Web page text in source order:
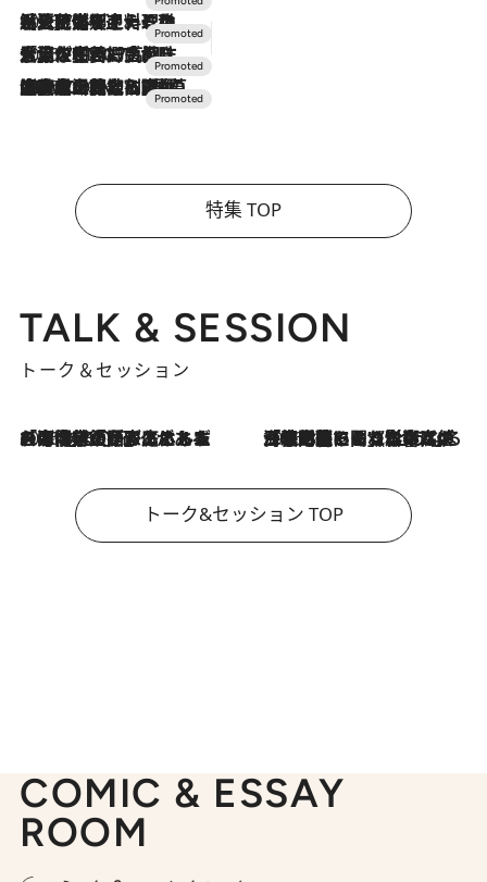
2026.7.24
【夏限定ディナーコース】旬を迎える稚鮎や花ズッキーニなどをイタリア・トスカーナの郷土料理の手法で満喫！
2026.7.17
「土佐和ハーブかき氷」がOMO7高知に登場！生姜、山椒、大葉など目にも舌にも涼を呼ぶ郷土の味
2026.7.10
NEW OPEN！【界 草津】名湯の地に誕生。趣の異なる2種の温泉と上州ならではの会席・蕎麦割烹など美食を味わう究極の癒やし旅
特集 TOP
TALK & SESSION
トーク＆セッション
2026.8.3
「今後値上げがあるとすれば…」「リスクがあるのは今年の冬」エネルギー専門家が語る、ホルムズ海峡封鎖が家庭にもたらす“ある心配” 2026.8.3
「住宅建てられない…」「サーチャージ料の高値が続いている」ホルムズ海峡封鎖による影響はいつまで続く？《エネルギー専門家に聞く“どうなる日本の暮らし”》
トーク&セッション TOP
COMIC & ESSAY
ROOM